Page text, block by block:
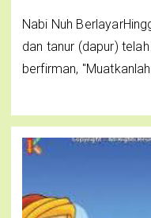
Nabi Nuh
dan tanur (dapur)
berfirman,